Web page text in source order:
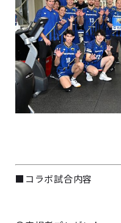
■コラボ試合内容